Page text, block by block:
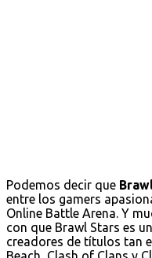
Podemos decir que
entre los gamers
Online Battle Arena. Y
con que Brawl Stars es
creadores de títulos tan